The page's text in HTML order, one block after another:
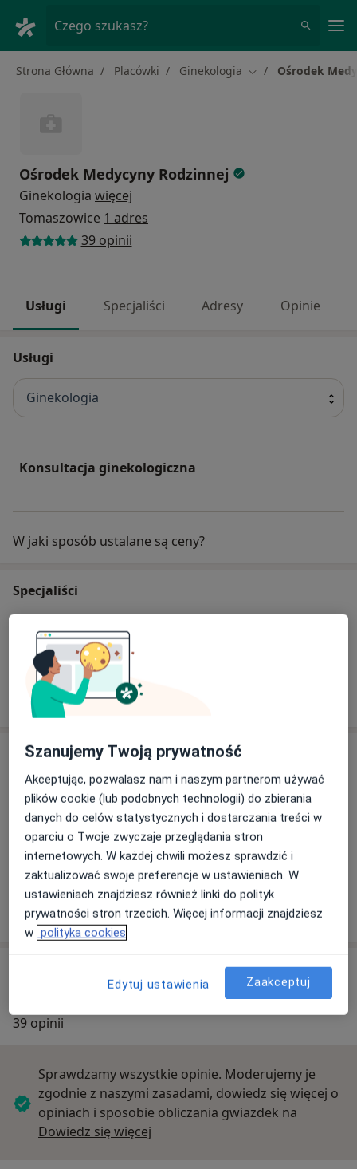
Czego szukasz?
Strona Główna Placówki Ginekologia Zmień miasto
Ośrodek
Ośrodek Medycyny Rodzinnej
Ginekologia więcej
Tomaszowice 1 adres
39 opinii
Usługi Specjaliści Adresy Opinie
Usługi
Ginekologia
Konsultacja ginekologiczna
W jaki sposób ustalane są ceny?
Specjaliści
Lech Witold Kijewski
Ginekolog
42 opinie
Adres
Powiększ mapę
Ośrodek Medycyny Rodzinnej
Dąbrowica 200, 21-008 Tomaszowice
39 opinii
Sprawdzamy wszystkie opinie. Moderujemy je
zgodnie z naszymi zasadami, dowiedz się więcej o
opiniach i sposobie obliczania gwiazdek na
Dowiedz się więcej
Szanujemy Twoją prywatność
Akceptując, pozwalasz nam i naszym partnerom używać
plików cookie (lub podobnych technologii) do zbierania
danych do celów statystycznych i dostarczania treści w
oparciu o Twoje zwyczaje przeglądania stron
internetowych. W każdej chwili możesz sprawdzić i
zaktualizować swoje preferencje w ustawieniach. W
ustawieniach znajdziesz również linki do polityk
prywatności stron trzecich. Więcej informacji znajdziesz
w polityka cookies
Edytuj ustawienia Zaakceptuj